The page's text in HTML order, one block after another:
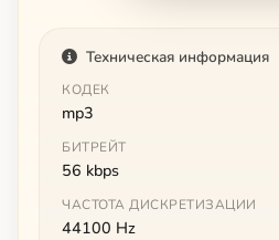
Техническая информация
КОДЕК
mp3
БИТРЕЙТ
56 kbps
ЧАСТОТА ДИСКРЕТИЗАЦИИ
44100 Hz